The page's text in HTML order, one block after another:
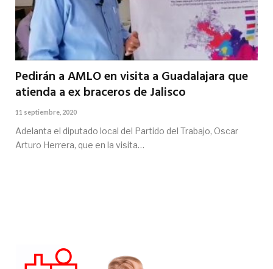
Pedirán a AMLO en visita a Guadalajara que
atienda a ex braceros de Jalisco
11 septiembre, 2020
Adelanta el diputado local del Partido del Trabajo, Oscar
Arturo Herrera, que en la visita…